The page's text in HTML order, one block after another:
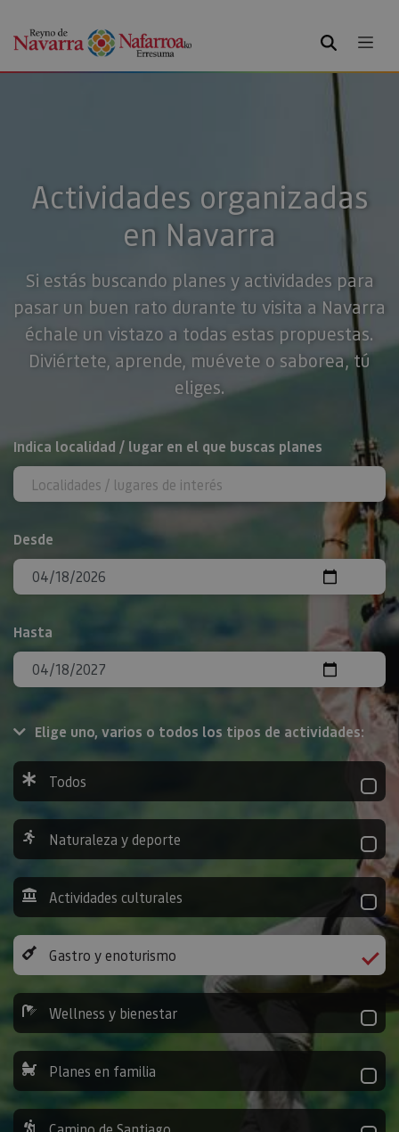
BUSCAR
Actividades organizadas
en Navarra
Si estás buscando planes y actividades para
pasar un buen rato durante tu visita a Navarra
échale un vistazo a todas estas propuestas.
Diviértete, aprende, muévete o saborea, tú
eliges.
BUSCAR
Indica localidad / lugar en el que buscas planes
Desde
Hasta
Elige uno, varios o todos los tipos de actividades:
Todos
Naturaleza y deporte
Actividades culturales
Gastro y enoturismo
Wellness y bienestar
Planes en familia